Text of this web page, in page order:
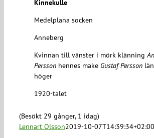
Kinnekulle
Medelplana socken
Anneberg
Kvinnan till vänster i mörk klänning
Persson hennes make Gustaf Persson
höger
1920-talet
(Besökt 29 gånger, 1 idag)
Lennart Olsson2019-10-07T14:39:34+02:00